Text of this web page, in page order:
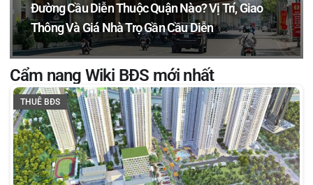
Đường Cầu Diễn Thuộc Quận Nào? Vị Trí, Giao
Thông Và Giá Nhà Trọ Gần Cầu Diễn
Cẩm nang Wiki BĐS mới nhất
THUÊ BĐS